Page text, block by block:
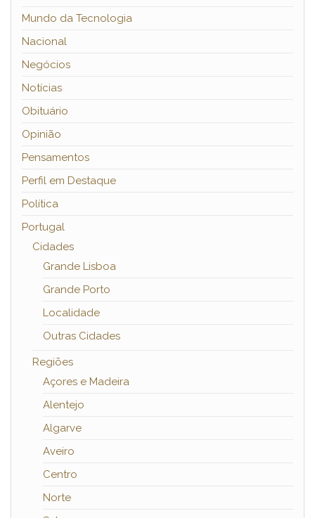
Mundo da Tecnologia
Nacional
Negócios
Notícias
Obituário
Opinião
Pensamentos
Perfil em Destaque
Política
Portugal
Cidades
Grande Lisboa
Grande Porto
Localidade
Outras Cidades
Regiões
Açores e Madeira
Alentejo
Algarve
Aveiro
Centro
Norte